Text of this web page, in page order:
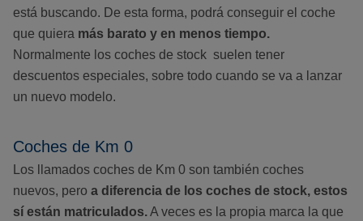
está buscando. De esta forma, podrá conseguir el coche
que quiera más barato y en menos tiempo.
Normalmente los coches de stock suelen tener
descuentos especiales, sobre todo cuando se va a lanzar
un nuevo modelo.
Coches de Km 0
Los llamados coches de Km 0 son también coches
nuevos, pero a diferencia de los coches de stock, estos
sí están matriculados.A veces es la propia marca la que